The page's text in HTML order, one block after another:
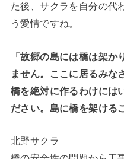
た後、サクラを自分の代
う愛情ですね。
「故郷の島には橋は架
ません。ここに居るみな
橋を絶対に作るわけには
ださい。島に橋を架ける
北野サクラ